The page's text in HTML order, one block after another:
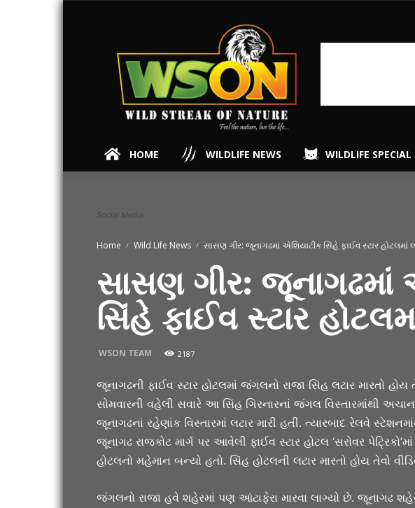
HOME WILDLIFE NEWS WILDLIFE SPECIAL
Social Media
Home Wild Life News સાસણ ગીર: જૂનાગઢમાં એશિયાટીક સિંહે ફાઈવ સ્ટાર હોટલમાં
સાસણ ગીર: જૂનાગઢમાં
સિંહે ફાઈવ સ્ટાર
WSON TEAM 2187
જૂનાગઢની ફાઈવ સ્ટાર હોટલમાં જંગલનો રાજા સિંહ લટાર મારતો
સોમવારની વહેલી સવારે આ સિંહ ગિરનારનાં જંગલ વિસ્તારમાંથી
જૂનાગઢનાં રહેણાંક વિસ્તારમાં લટાર મારી હતી. ત્યારબાદ રેલવે
જૂનાગઢ રાજકોટ માર્ગ પર આવેલી ફાઈવ સ્ટાર હોટલ ‘સરોવર
હોટલનો મહેમાન બન્યો હતો. સિંહ હોટલની લટાર મારતો હોય તેવો
જંગલનો રાજા હવે શહેરમાં પણ આંટાફેરા મારવા લાગ્યો છે. જૂનાગઢ